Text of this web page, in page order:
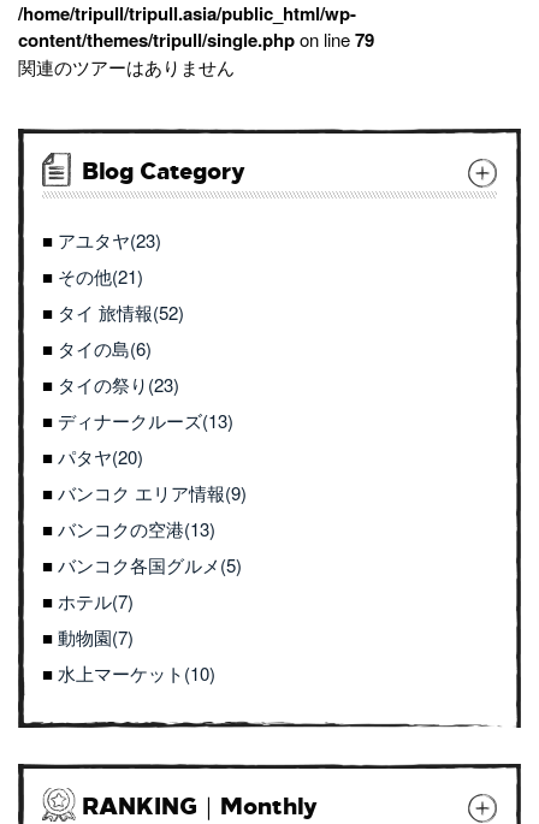
/home/tripull/tripull.asia/public_html/wp-
content/themes/tripull/single.phpon line79
関連のツアーはありません
Blog Category
アユタヤ(23)
その他(21)
タイ 旅情報(52)
タイの島(6)
タイの祭り(23)
ディナークルーズ(13)
パタヤ(20)
バンコク エリア情報(9)
バンコクの空港(13)
バンコク各国グルメ(5)
ホテル(7)
動物園(7)
水上マーケット(10)
RANKING｜Monthly